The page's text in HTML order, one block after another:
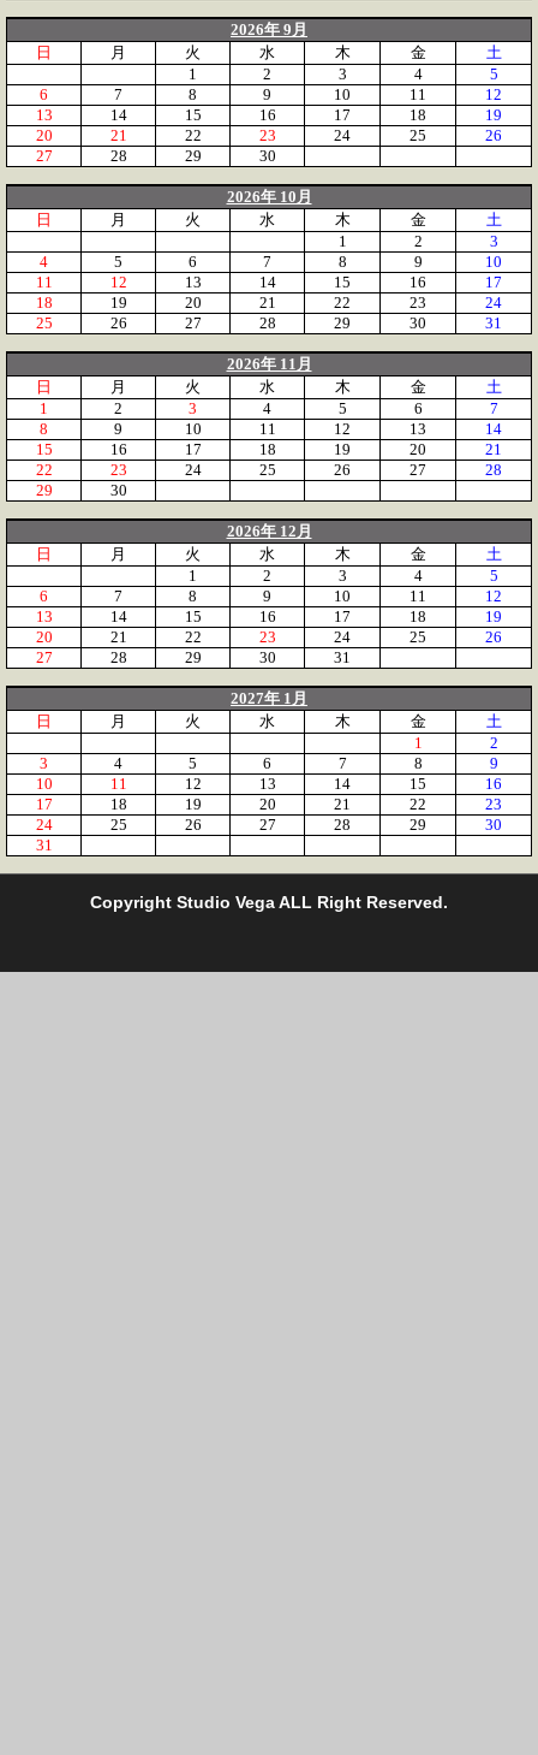
2026年 9月
日
月 火 水 木 金
土
1
2 3 4
5
6
7 8 9 10 11
12
13
14 15 16 17 18
19
20
21 22 23 24 25
26
27
28 29 30
2026年 10月
日
月 火 水 木 金
土
1
2
3
4
5 6 7 8 9
10
11
12 13 14 15 16
17
18
19 20 21 22 23
24
25
26 27 28 29 30 31
2026年 11月
日
月 火 水 木 金
土
1
2 3 4 5 6
7
8
9 10 11 12 13
14
15
16 17 18 19 20
21
22
23 24 25 26 27
28
29
30
2026年 12月
日
月 火 水 木 金
土
1
2 3 4
5
6
7 8 9 10 11
12
13
14 15 16 17 18
19
20
21 22 23 24 25
26
27
28 29 30 31
2027年 1月
日
月 火 水 木 金
土
1
2
3
4 5 6 7 8
9
10
11 12 13 14 15
16
17
18 19 20 21 22
23
24
25 26 27 28 29
30
31
Copyright Studio Vega ALL Right Reserved.